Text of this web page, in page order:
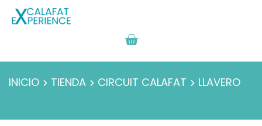
INICIO TIENDA CIRCUIT CALAFAT LLAVERO